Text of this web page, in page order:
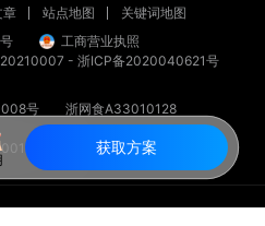
获取方案
章 站点地图
关键词地图
工商营业执照
- 浙ICP备2020040621号
号
浙网食A33010128
000号